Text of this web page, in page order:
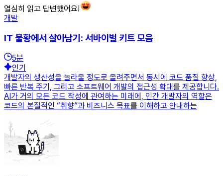
열심히 읽고 답변했어요!
개발
IT 불황에서 살아남기: 서바이벌 키트 모음
5분
인기
개발자의 생산성을 놀라울 정도로 올려주면서 동시에 코드 품질 향상,
빠른 반복 주기, 그리고 소프트웨어 개발의 접근성 확대를 제공합니다.
AI가 거의 모든 코드 작성에 관여하는 미래에, 인간 개발자의 역할은
코드의 본질적인 “취향”과 비즈니스 목표를 이해하고 안내하는